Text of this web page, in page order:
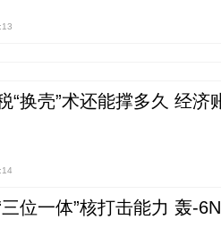
“换壳”术还能撑多久 经济
位一体”核打击能力 轰-